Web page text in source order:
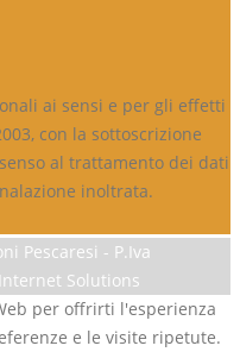
ai sensi e per gli effetti
con la sottoscrizione
al trattamento dei dati
inoltrata.
Pescaresi - P.Iva
Solutions
per offrirti l'esperienza
e le visite ripetute.